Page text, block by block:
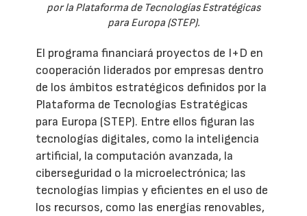
por la Plataforma de Tecnologías Estratégicas
para Europa (STEP).
El programa financiará proyectos de I+D en
cooperación liderados por empresas dentro
de los ámbitos estratégicos definidos por la
Plataforma de Tecnologías Estratégicas
para Europa (STEP). Entre ellos figuran las
tecnologías digitales, como la inteligencia
artificial, la computación avanzada, la
ciberseguridad o la microelectrónica; las
tecnologías limpias y eficientes en el uso de
los recursos, como las energías renovables,